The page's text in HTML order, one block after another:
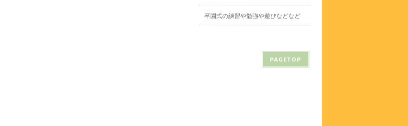
卒園式の練習や勉強や遊びなどなど
PAGETOP